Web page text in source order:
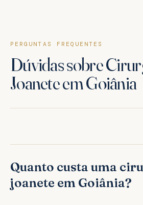
PERGUNTAS FREQUENTES
Dúvidas sobre
Joanete em Goiânia
Quanto custa uma
joanete em Goiânia?